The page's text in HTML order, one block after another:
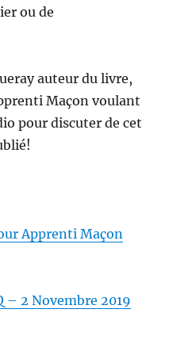
ou de
auteur du livre,
Maçon voulant
pour discuter de cet
Apprenti Maçon
– 2 Novembre 2019